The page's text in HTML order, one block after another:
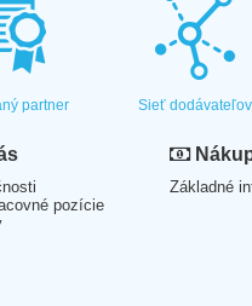
partner Sieť dodávateľov
pozície
Základné